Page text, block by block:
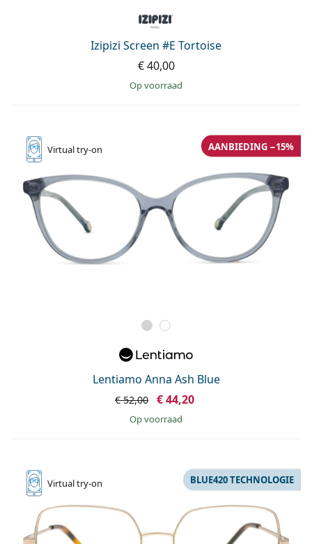
Izipizi Screen #E Tortoise
€ 40,00
op voorraad
Virtualtry-on
Lentiamo Anna Ash Blue
AANBIEDING −15%
€ 52,00 € 44,20
op voorraad
Virtualtry-on BLUE420 TECHNOLOGIE